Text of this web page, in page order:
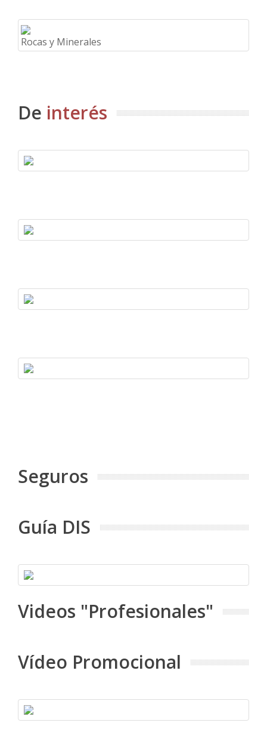
Rocas y Minerales
De interés
Seguros
Guía DIS
Videos "Profesionales"
Vídeo Promocional